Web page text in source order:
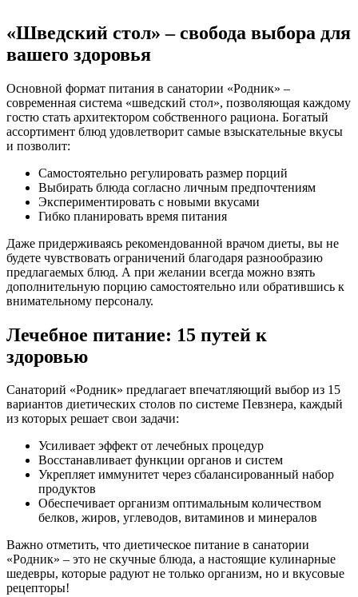
«Шведский стол» – свобода выбора для
вашего здоровья
Основной формат питания в санатории «Родник» –
современная система «шведский стол», позволяющая каждому
гостю стать архитектором собственного рациона. Богатый
ассортимент блюд удовлетворит самые взыскательные вкусы
и позволит:
Самостоятельно регулировать размер порций
Выбирать блюда согласно личным предпочтениям
Экспериментировать с новыми вкусами
Гибко планировать время питания
Даже придерживаясь рекомендованной врачом диеты, вы не
будете чувствовать ограничений благодаря разнообразию
предлагаемых блюд. А при желании всегда можно взять
дополнительную порцию самостоятельно или обратившись к
внимательному персоналу.
Лечебное питание: 15 путей к
здоровью
Санаторий «Родник» предлагает впечатляющий выбор из 15
вариантов диетических столов по системе Певзнера, каждый
из которых решает свои задачи:
Усиливает эффект от лечебных процедур
Восстанавливает функции органов и систем
Укрепляет иммунитет через сбалансированный набор
продуктов
Обеспечивает организм оптимальным количеством
белков, жиров, углеводов, витаминов и минералов
Важно отметить, что диетическое питание в санатории
«Родник» – это не скучные блюда, а настоящие кулинарные
шедевры, которые радуют не только организм, но и вкусовые
рецепторы!